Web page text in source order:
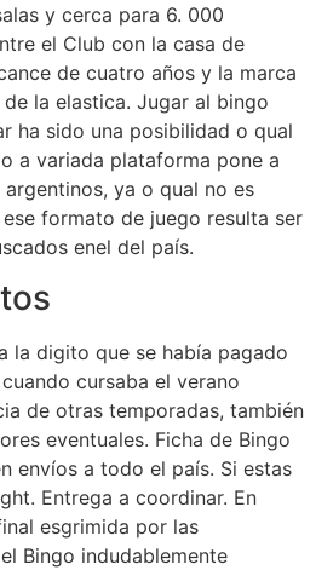
y cerca para 6. 000
el Club con la casa de
de cuatro años y la marca
la elastica. Jugar al bingo
ha sido una posibilidad o qual
a variada plataforma pone a
ya o qual no es
formato de juego resulta ser
enel del país.
la digito que se había pagado
cursaba el verano
de otras temporadas, también
eventuales. Ficha de Bingo
envíos a todo el país. Si estas
Entrega a coordinar. En
esgrimida por las
Bingo indudablemente